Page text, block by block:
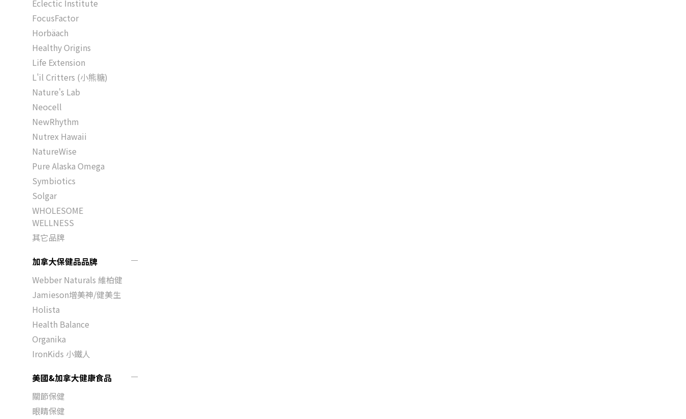
Eclectic Institute
FocusFactor
Horbäach
Healthy Origins
Life Extension
L'il Critters (小熊糖)
Nature's Lab
Neocell
NewRhythm
Nutrex Hawaii
NatureWise
Pure Alaska Omega
Symbiotics
Solgar
WHOLESOME
WELLNESS
其它品牌
加拿大保健品品牌
Webber Naturals 維柏健
Jamieson增美神/健美生
Holista
Health Balance
Organika
IronKids 小鐵人
美國&加拿大健康食品
關節保健
眼睛保健